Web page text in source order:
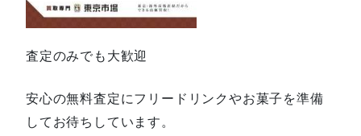
査定のみでも大歓迎
安心の無料査定にフリードリンクやお菓子を準備
してお待ちしています。